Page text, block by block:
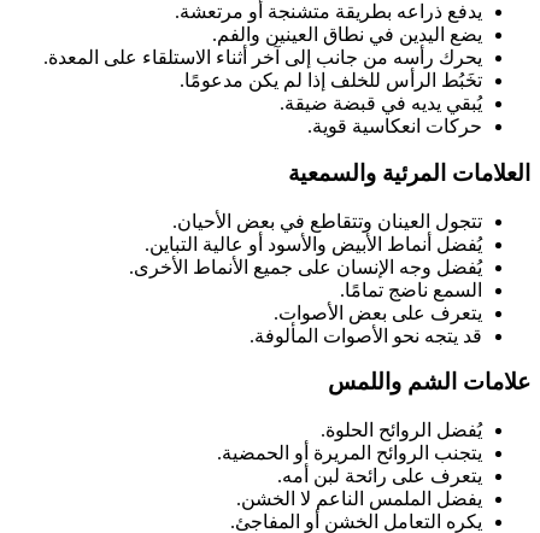
يدفع ذراعه بطريقة متشنجة أو مرتعشة.
يضع اليدين في نطاق العينين والفم.
يحرك رأسه من جانب إلى آخر أثناء الاستلقاء على المعدة.
تخَبُط الرأس للخلف إذا لم يكن مدعومًا.
يُبقي يديه في قبضة ضيقة.
حركات انعكاسية قوية.
المرئية والسمعية
تتجول العينان وتتقاطع في بعض الأحيان.
يُفضل أنماط الأبيض والأسود أو عالية التباين.
يُفضل وجه الإنسان على جميع الأنماط الأخرى.
السمع ناضج تمامًا.
يتعرف على بعض الأصوات.
قد يتجه نحو الأصوات المألوفة.
الشم واللمس
يُفضل الروائح الحلوة.
يتجنب الروائح المريرة أو الحمضية.
يتعرف على رائحة لبن أمه.
يفضل الملمس الناعم لا الخشن.
يكره التعامل الخشن أو المفاجئ.